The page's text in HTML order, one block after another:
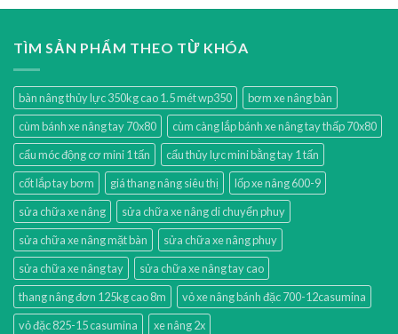
TÌM SẢN PHẨM THEO TỪ KHÓA
bàn nâng thủy lực 350kg cao 1.5 mét wp350
bơm xe nâng bàn
cùm bánh xe nâng tay 70x80
cùm càng lắp bánh xe nâng tay thấp 70x80
cẩu móc động cơ mini 1 tấn
cẩu thủy lực mini bằng tay 1 tấn
cốt lắp tay bơm
giá thang nâng siêu thị
lốp xe nâng 600-9
sửa chữa xe nâng
sửa chữa xe nâng di chuyển phuy
sửa chữa xe nâng mặt bàn
sửa chữa xe nâng phuy
sửa chữa xe nâng tay
sửa chữa xe nâng tay cao
thang nâng đơn 125kg cao 8m
vỏ xe nâng bánh đặc 700-12casumina
vỏ đặc 825-15 casumina
xe nâng 2x